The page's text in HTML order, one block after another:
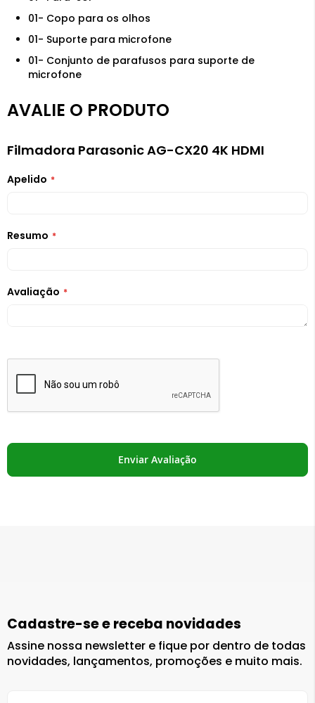
01- Copo para os olhos
01- Suporte para microfone
01- Conjunto de parafusos para suporte de
microfone
AVALIE O PRODUTO
Filmadora Parasonic AG-CX20 4K HDMI
Apelido
Resumo
Avaliação
Enviar Avaliação
Cadastre-se e receba novidades
Assine nossa newsletter e fique por dentro de todas
novidades, lançamentos, promoções e muito mais.